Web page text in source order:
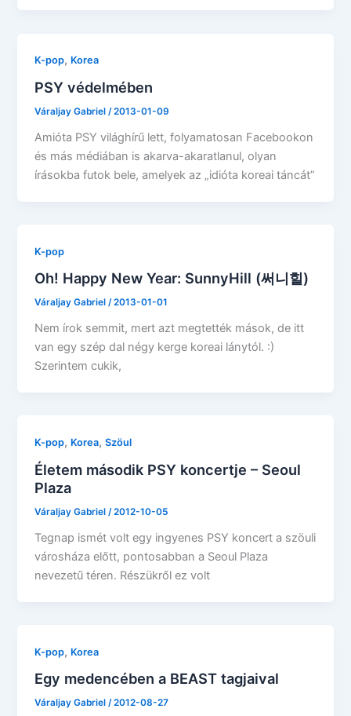
K-pop, Korea
PSY védelmében
Váraljay Gabriel/2013-01-09
Amióta PSY világhírű lett, folyamatosan Facebookon
és más médiában is akarva-akaratlanul, olyan
írásokba futok bele, amelyek az „idióta koreai táncát”
K-pop
Oh! Happy New Year: SunnyHill (써니힐)
Váraljay Gabriel/2013-01-01
Nem írok semmit, mert azt megtették mások, de itt
van egy szép dal négy kerge koreai lánytól. :)
Szerintem cukik,
K-pop, Korea,Szöul
Életem második PSY koncertje – Seoul
Plaza
Váraljay Gabriel /2012-10-05
Tegnap ismét volt egy ingyenes PSY koncert a szöuli
városháza előtt, pontosabban a Seoul Plaza
nevezetű téren. Részükről ez volt
K-pop, Korea
Egy medencében a BEAST tagjaival
Váraljay Gabriel/2012-08-27